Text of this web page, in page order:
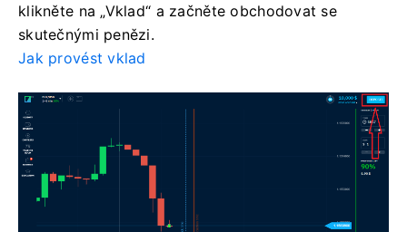
klikněte na „Vklad“ a začněte obchodovat se
skutečnými penězi.
Jak provést vklad